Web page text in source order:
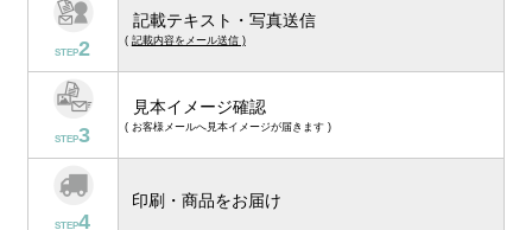
STEP2
記載テキスト・写真送信
( 記載内容をメール送信 )
STEP3
見本イメージ確認
( お客様メールへ見本イメージが届きます )
STEP4
印刷・商品をお届け